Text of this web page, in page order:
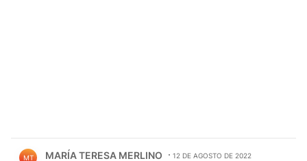
MT MARÍA TERESA MERLINO 12 DE AGOSTO DE 2022